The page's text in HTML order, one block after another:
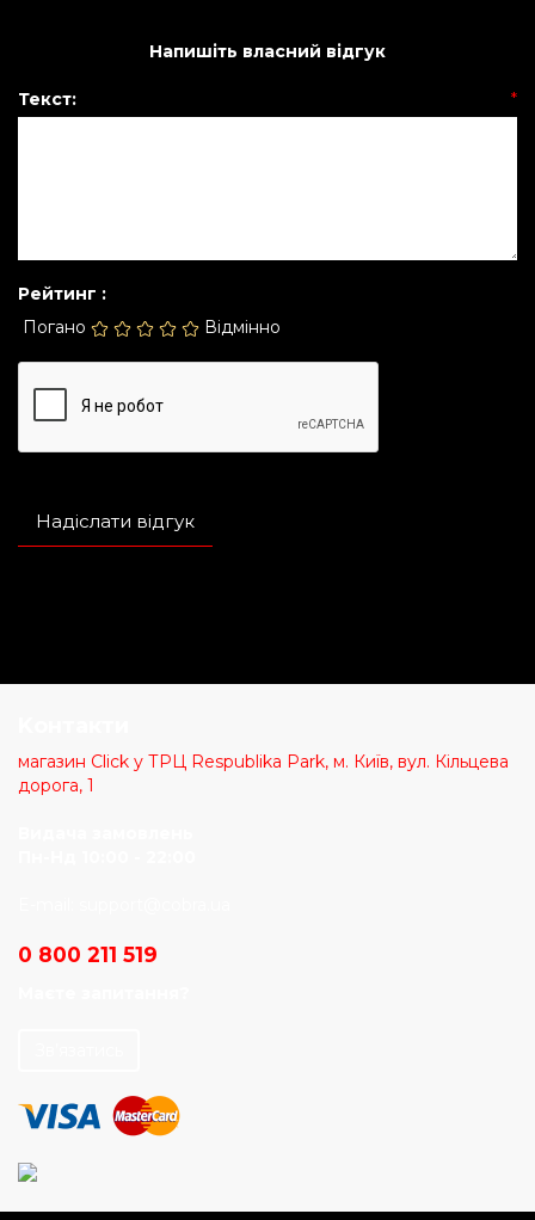
Напишіть власний відгук
Текст: *
Рейтинг :
Погано
Відмінно
Надіслати відгук
магазин Click у ТРЦ Respublika Park, м. Київ, вул. Кільцева
дорога, 1
0 800 211 519